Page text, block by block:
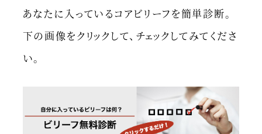
あなたに入っているコアビリーフを簡単診断。
下の画像をクリックして、チェックしてみてくださ
い。